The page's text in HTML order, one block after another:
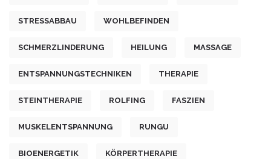
STRESSABBAU WOHLBEFINDEN
SCHMERZLINDERUNG HEILUNG MASSAGE
ENTSPANNUNGSTECHNIKEN THERAPIE
STEINTHERAPIE ROLFING FASZIEN
MUSKELENTSPANNUNG RUNGU
BIOENERGETIK KÖRPERTHERAPIE